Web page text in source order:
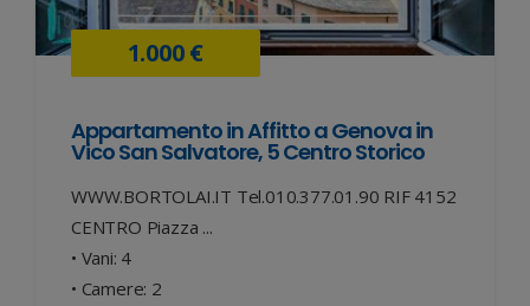
1.000 €
Appartamento in Affitto a Genova in
Vico San Salvatore, 5 Centro Storico
WWW.BORTOLAI.IT Tel.010.377.01.90 RIF 4152
CENTRO Piazza ...
• Vani: 4
• Camere: 2